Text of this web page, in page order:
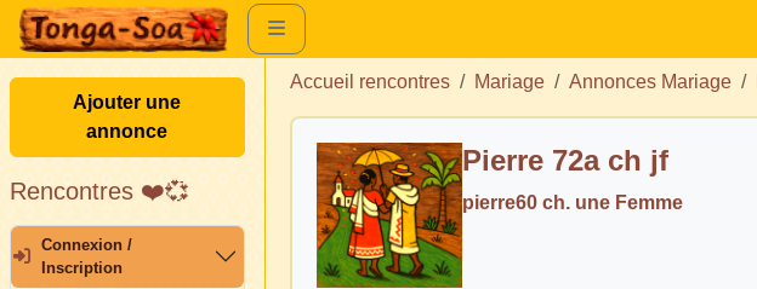
Ajouter une
annonce
Rencontres ❤️💞
Connexion /
Inscription
Accueil rencontres Mariage Annonces Mariage
Pierre 72a ch jf
pierre60 ch. une Femme